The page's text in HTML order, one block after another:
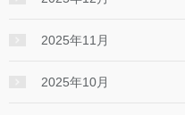
2025年11月
2025年10月